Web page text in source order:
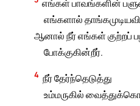
எங்கள் பாவங்களின்
எங்களால்
ஆனால் நீர் எங்கள் குற்றப்
போக்குகின்றீர்.
4 நீர் தேர்ந்தெடுத்து
உம்மருகில்